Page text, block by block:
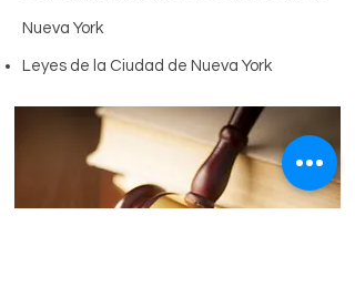
Nueva York
Leyes de la Ciudad de Nueva York